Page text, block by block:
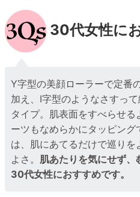
30代女性に
Y字型の美顔ローラーで定番
加え、I字型のようなさすっ
タイプ。肌表面をすべらせ
ーツもなめらかにタッピン
は、肌にあてるだけで巡り
よさ。 肌あたりを気にせず
30代女性におすすめです。